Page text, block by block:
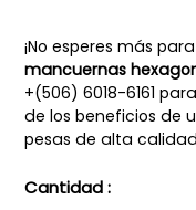
¡No esperes más
mancuernas
+(506) 6018-6161
de los beneficios de
pesas de alta
Cantidad :